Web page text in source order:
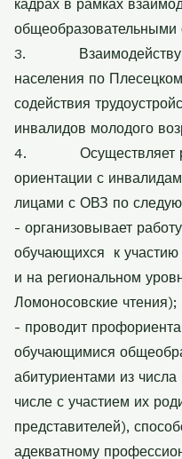
кадрах в рамках
общеобразовательными
3.
населения по
содействия
инвалидов молодого
4.
Осуществляет
ориентации с
лицами с ОВЗ по
- организовывает
обучающихся
к
и на региональном
Ломоносовские чтения);
- проводит
обучающимися
абитуриентами из
числе с участием их
представителей),
адекватному